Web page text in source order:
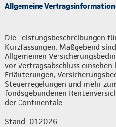
Allgemeine
Die Leistungsbeschreibungen
Kurzfassungen. Maßgebend
Allgemeinen
vor Vertragsabschluss
Erläuterungen,
Steuerregelungen und mehr
fondsgebundenen
der Continentale.
Stand: 01.2026